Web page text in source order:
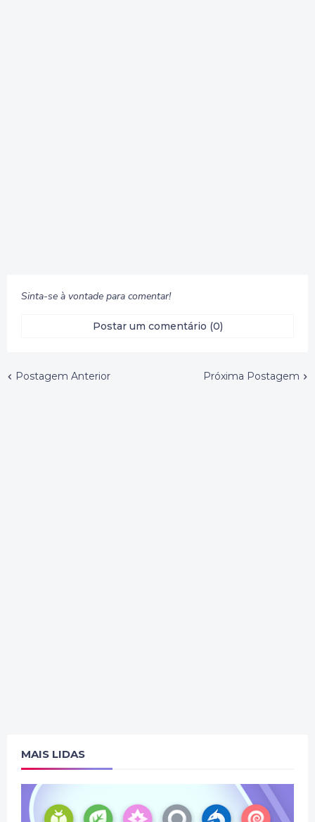
Sinta-se à vontade para comentar!
Postar um comentário (0)
Postagem Anterior Próxima Postagem
MAIS LIDAS